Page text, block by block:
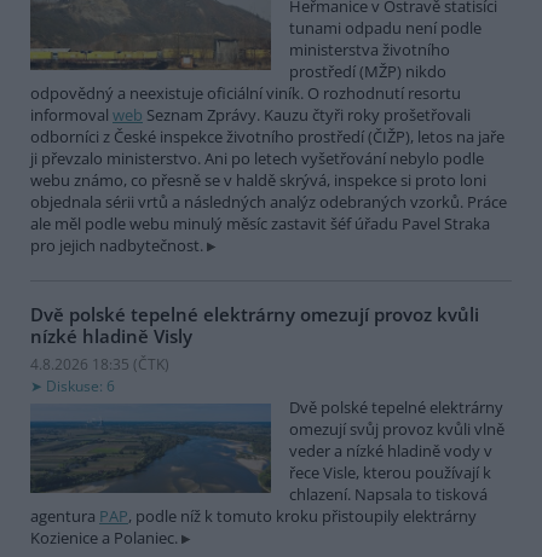
Heřmanice v Ostravě statisíci
tunami odpadu není podle
ministerstva životního
prostředí (MŽP) nikdo
odpovědný a neexistuje oficiální viník. O rozhodnutí resortu
informoval web Seznam Zprávy. Kauzu čtyři roky prošetřovali
odborníci z České inspekce životního prostředí (ČIŽP), letos na jaře
ji převzalo ministerstvo. Ani po letech vyšetřování nebylo podle
webu známo, co přesně se v haldě skrývá, inspekce si proto loni
objednala sérii vrtů a následných analýz odebraných vzorků. Práce
ale měl podle webu minulý měsíc zastavit šéf úřadu Pavel Straka
pro jejich nadbytečnost.
Dvě polské tepelné elektrárny omezují provoz kvůli
nízké hladině Visly
4.8.2026 18:35 (ČTK)
Diskuse: 6
Dvě polské tepelné elektrárny
omezují svůj provoz kvůli vlně
veder a nízké hladině vody v
řece Visle, kterou používají k
chlazení. Napsala to tisková
agentura PAP, podle níž k tomuto kroku přistoupily elektrárny
Kozienice a Polaniec.